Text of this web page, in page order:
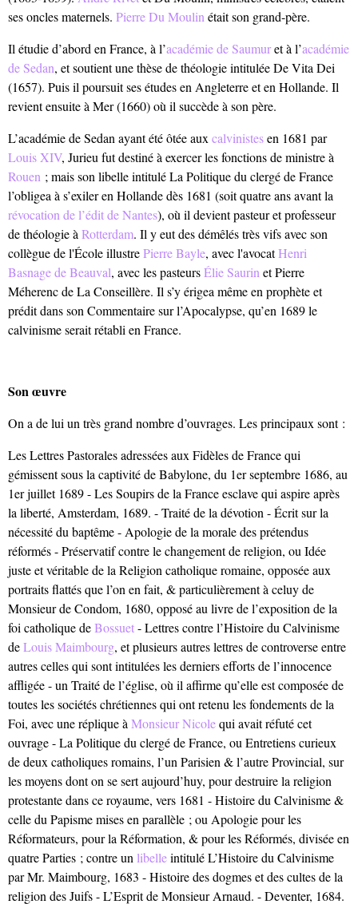
ses oncles maternels. Pierre Du Moulin était son grand-père.
Il étudie d’abord en France, à l’académie de Saumuret à l’académie
de Sedan, et soutient une thèse de théologie intitulée De Vita Dei
(1657). Puis il poursuit ses études en Angleterre et en Hollande. Il
revient ensuite à Mer (1660) où il succède à son père.
L’académie de Sedan ayant été ôtée aux calvinistesen 1681 par
Louis XIV, Jurieu fut destiné à exercer les fonctions de ministre à
Rouen ; mais son libelle intitulé La Politique du clergé de France
l’obligea à s’exiler en Hollande dès 1681 (soit quatre ans avant la
révocation de l’édit de Nantes), où il devient pasteur et professeur
de théologie à Rotterdam. Il y eut des démêlés très vifs avec son
collègue de l'École illustrePierre Bayle, avec l'avocatHenri
Basnage de Beauval, avec les pasteursÉlie Saurin et Pierre
Méherenc de La Conseillère. Il s’y érigea même en prophète et
prédit dans son Commentaire sur l’Apocalypse, qu’en 1689 le
calvinisme serait rétabli en France.
Son œuvre
On a de lui un très grand nombre d’ouvrages. Les principaux sont :
Les Lettres Pastorales adressées aux Fidèles de France qui
gémissent sous la captivité de Babylone, du 1er septembre 1686, au
1er juillet 1689 - Les Soupirs de la France esclave qui aspire après
la liberté, Amsterdam, 1689. - Traité de la dévotion - Écrit sur la
nécessité du baptême - Apologie de la morale des prétendus
réformés - Préservatif contre le changement de religion, ou Idée
juste et véritable de la Religion catholique romaine, opposée aux
portraits flattés que l’on en fait, & particulièrement à celuy de
Monsieur de Condom, 1680, opposé au livre de l’exposition de la
foi catholique deBossuet- Lettres contre l’Histoire du Calvinisme
deLouis Maimbourg, et plusieurs autres lettres de controverse entre
autres celles qui sont intitulées les derniers efforts de l’innocence
affligée - un Traité de l’église, où il affirme qu’elle est composée de
toutes les sociétés chrétiennes qui ont retenu les fondements de la
Foi, avec une réplique à Monsieur Nicolequi avait réfuté cet
ouvrage - La Politique du clergé de France, ou Entretiens curieux
de deux catholiques romains, l’un Parisien & l’autre Provincial, sur
les moyens dont on se sert aujourd’huy, pour destruire la religion
protestante dans ce royaume, vers 1681 - Histoire du Calvinisme &
celle du Papisme mises en parallèle ; ou Apologie pour les
Réformateurs, pour la Réformation, & pour les Réformés, divisée en
quatre Parties ; contre un libelleintitulé L’Histoire du Calvinisme
par Mr. Maimbourg, 1683 - Histoire des dogmes et des cultes de la
religion des Juifs - L’Esprit de Monsieur Arnaud. - Deventer, 1684.